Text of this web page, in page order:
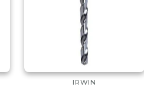
IRWIN